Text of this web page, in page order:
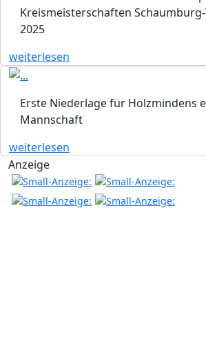
Kreismeisterschaften
2025
weiterlesen
Erste Niederlage für Holzmindens
Mannschaft
weiterlesen
Anzeige